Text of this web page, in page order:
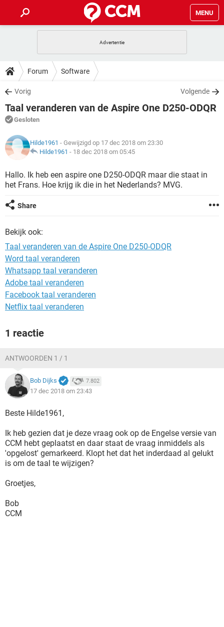
MENU
INSTAGRAM
NETFLIX
GRATIS SNAPCHAT
TIKTOK
HOW-TO
VIDEOBELLEN
NETFLIX
GRATIS
TIKTOK
DOWNLOADS
VIDEOBELLEN GAMES
INSTAGRAM
NETFLIX CORONAVIRUS
GRATIS
TIKTOK
FORUM
VIDEOBELLEN
INSTAGRAM WINDOWS 10
GRATIS SNAPCHAT
TIKTOK
ARTIKELEN
VIDEOBELLEN
INSTAGRAM WINDOWS 10
GRATIS
TIKTOK
Forum Software
Vorig Volgende
Taal veranderen van de Aspire One D250-ODQR
Gesloten
Hilde1961 - Gewijzigd op 17 dec 2018 om 23:30
Hilde1961 - 18 dec 2018 om 05:45
Hallo. Ik heb een aspire one D250-ODQR maar die staat in
het Frans. Hoe krijg ik die in het Nederlands? MVG.
Share
Bekijk ook:
Taal veranderen van de Aspire One D250-ODQR
Word taal veranderen
Whatsapp taal veranderen
Adobe taal veranderen
Facebook taal veranderen
Netflix taal veranderen
1 reactie
ANTWOORDEN 1 / 1
Bob Dijks 7.802
17 dec 2018 om 23:43
Beste Hilde1961,
Ik heb gezien dat je deze vraag ook op de Engelse versie van
CCM hebt geplaatst en daar staat de vraag inmiddels als
'opgelost' gemarkeerd. Klopt het dat het inderdaad al gelukt
is om de taal te wijzigen?
Groetjes,
Bob
CCM